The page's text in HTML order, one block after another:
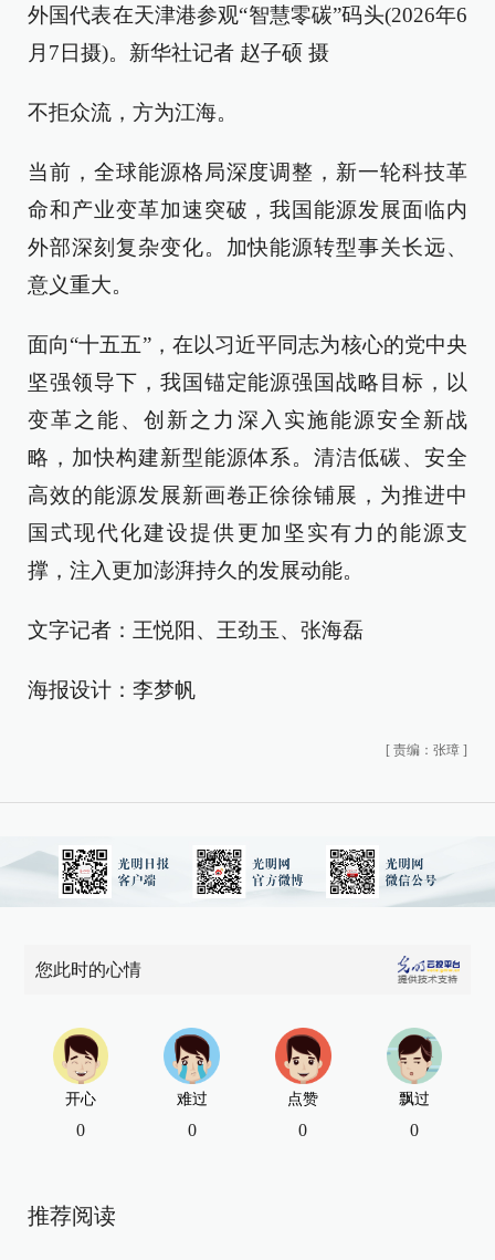
外国代表在天津港参观“智慧零碳”码头(2026年6
月7日摄)。新华社记者 赵子硕 摄
不拒众流，方为江海。
当前，全球能源格局深度调整，新一轮科技革
命和产业变革加速突破，我国能源发展面临内
外部深刻复杂变化。加快能源转型事关长远、
意义重大。
面向“十五五”，在以习近平同志为核心的党中央
坚强领导下，我国锚定能源强国战略目标，以
变革之能、创新之力深入实施能源安全新战
略，加快构建新型能源体系。清洁低碳、安全
高效的能源发展新画卷正徐徐铺展，为推进中
国式现代化建设提供更加坚实有力的能源支
撑，注入更加澎湃持久的发展动能。
文字记者：王悦阳、王劲玉、张海磊
海报设计：李梦帆
[ 责编：张璋 ]
您此时的心情
开心
0
难过
0
点赞
0
飘过
0
推荐阅读